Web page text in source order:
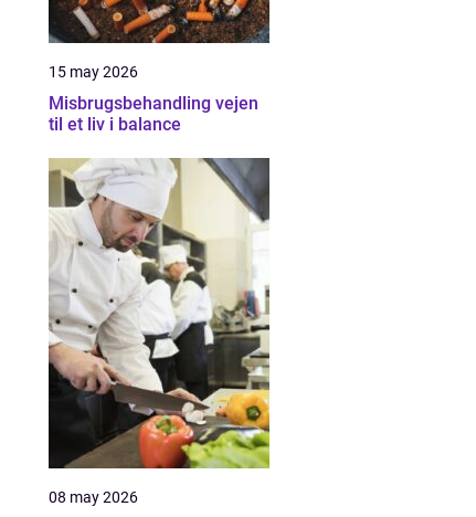
15 may 2026
Misbrugsbehandling vejen
til et liv i balance
08 may 2026